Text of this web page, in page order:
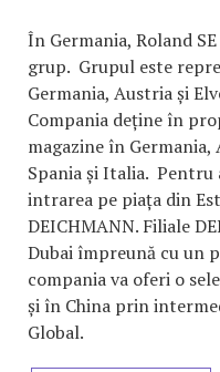
În Germania, Roland
grup. Grupul este
Germania, Austria și
Compania deține în
magazine în Germania,
Spania și Italia.
intrarea pe piața din
DEICHMANN. Filiale
Dubai împreună cu un
compania va oferi o
și în China prin
Global.